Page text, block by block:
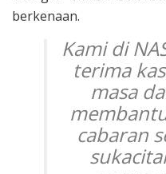
berkenaan.
Kami di
terima
masa
cabaran